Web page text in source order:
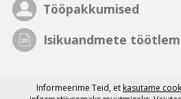
Tööpakkumised
Isikuandmete
Informeerime Teid, et kasutame